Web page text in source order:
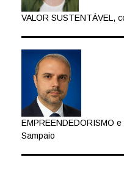
VALOR SUSTENTÁVEL,
EMPREENDEDORISMO
Sampaio